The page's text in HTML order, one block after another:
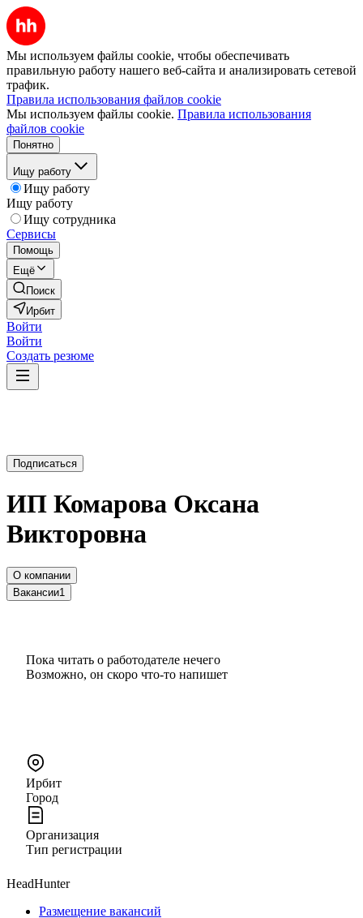
Мы используем файлы cookie, чтобы обеспечивать
правильную работу нашего веб-сайта и анализировать сетевой
трафик.
Правила использования файлов cookie
Мы используем файлы cookie. Правила использования
файлов cookie
Понятно
Ищу работу
Ищу работу
Ищу работу
Ищу сотрудника
Сервисы
Помощь
Ещё
Поиск
Ирбит
Войти
Войти
Создать резюме
Подписаться
ИП Комарова Оксана
Викторовна
О компании
Вакансии1
Пока читать о работодателе нечего
Возможно, он скоро что‑то напишет
Ирбит
Город
Организация
Тип регистрации
HeadHunter
Размещение вакансий